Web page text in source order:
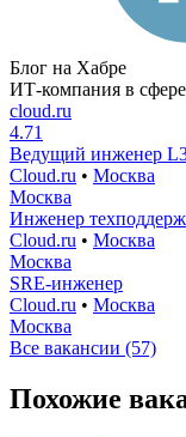
Блог на Хабре
ИТ-компания в
cloud.ru
4.71
Ведущий инженер
Cloud.ru • Москва
Москва
Инженер
Cloud.ru • Москва
Москва
SRE-инженер
Cloud.ru • Москва
Москва
Все вакансии (57)
Похожие